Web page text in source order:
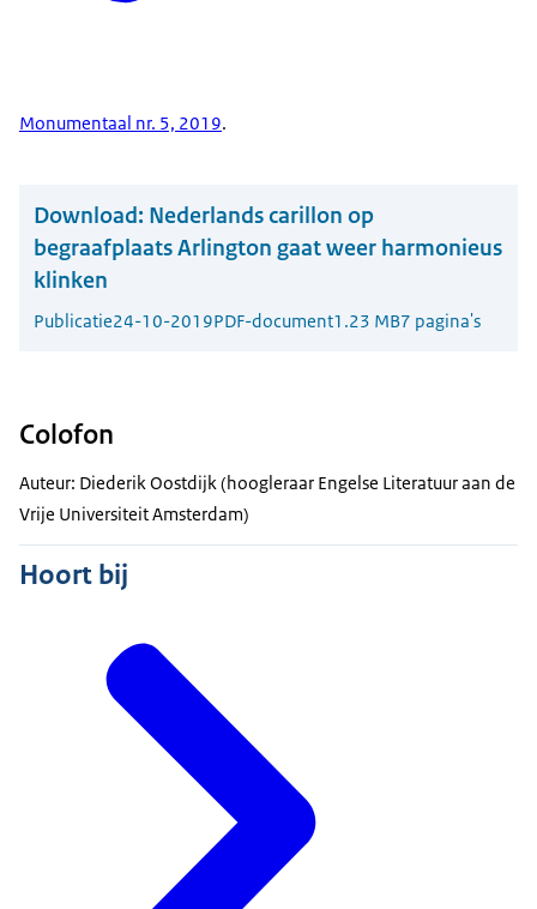
Monumentaal nr. 5, 2019.
Download: Nederlands carillon op
begraafplaats Arlington gaat weer harmonieus
klinken
Publicatie24-10-2019PDF-document1.23 MB7 pagina's
Colofon
Auteur: Diederik Oostdijk (hoogleraar Engelse Literatuur aan de
Vrije Universiteit Amsterdam)
Hoort bij